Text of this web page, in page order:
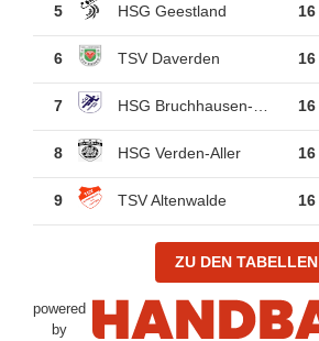
5 HSG Geestland 16
6 TSV Daverden 16
7 16
8 HSG Verden-Aller 16
9 TSV Altenwalde 16
ZU DEN TABELLEN
powered
by